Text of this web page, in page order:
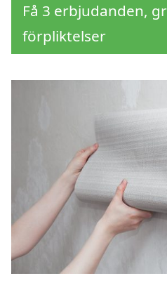
Få 3 erbjudanden,
förpliktelser